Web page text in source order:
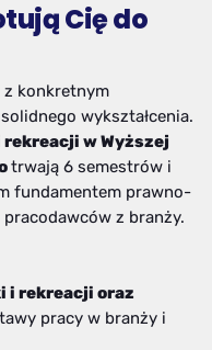
Cię do
konkretnym
wykształcenia.
w Wyższej
trwają 6 semestrów i
fundamentem prawno-
z branży.
i rekreacji oraz
pracy w branży i